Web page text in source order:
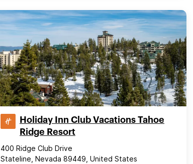
Holiday Inn Club Vacations Tahoe
Ridge Resort
400 Ridge Club Drive
Stateline, Nevada 89449, United States